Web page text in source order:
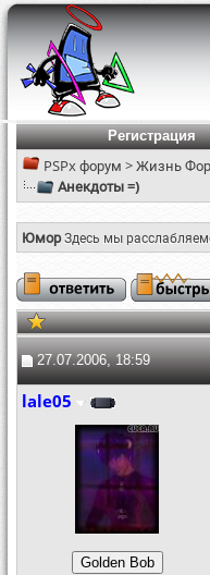
Регистрация
PSPx форум >Жизнь
Анекдоты =)
ЮморЗдесь мы
27.07.2006, 18:59
lale05